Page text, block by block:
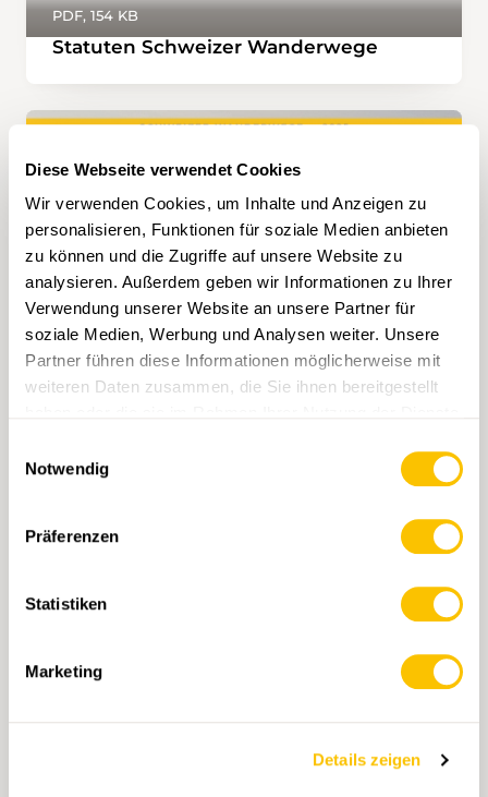
Diese Webseite verwendet Cookies
Wir verwenden Cookies, um Inhalte und Anzeigen zu
personalisieren, Funktionen für soziale Medien anbieten
zu können und die Zugriffe auf unsere Website zu
analysieren. Außerdem geben wir Informationen zu Ihrer
Verwendung unserer Website an unsere Partner für
soziale Medien, Werbung und Analysen weiter. Unsere
Partner führen diese Informationen möglicherweise mit
weiteren Daten zusammen, die Sie ihnen bereitgestellt
Notwendig
Präferenzen
Statistiken
Marketing
Details zeigen
Statuten Schweizer Wanderwege
PDF, 154 KB